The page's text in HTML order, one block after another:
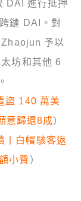
DAI 進行抵押
鏈 DAI。對
予以
坊和其他 6
盜 140 萬美
意歸還8成）
丨白帽駭客返
小費 ）